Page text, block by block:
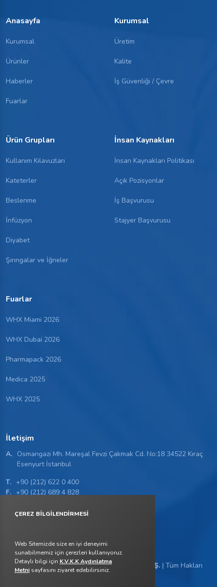
Anasayfa
Kurumsal
Ürünler
Haberler
Fuarlar
Kurumsal
Üretim
Kalite
İş Güvenliği / Çevre
Ürün Grupları
Kullanım Kılavuzları
Kateterler
Beslenme
İnfüzyon
Diyabet
Şırıngalar ve İğneler
İnsan Kaynakları
İnsan Kaynakları Politikası
Açık Pozisyonlar
İş Başvurusu
Stajyer Başvurusu
Fuarlar
WHX Miami 2026
WHX Dubai 2026
Pharmapack 2026
Medica 2025
WHX 2025
İletişim
A. Osmangazi Mh. Mareşal Fevzi Çakmak Cd. No:18 34522 Kıraç
Esenyurt İstanbul
T. +90 (212) 622 0 400
F. +90 (212) 689 4 828
info@setmedikal.com.tr
2022 - 2026 ©Set Medikal San. ve Tic. A.Ş. | Tüm Hakları
ÇEREZ BİLGİLENDİRMESİ
Web Sitemizde size en iyi deneyimi
sunabilmemiz için çerezleri kullanıyoruz.
Detaylı bilgi için K.V.K.K Aydınlatma
Metni sayfasını ziyaret edebilirsiniz.